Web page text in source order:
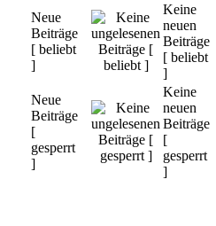
Neue
Beiträge
[ beliebt
]
Keine
neuen
Beiträge
[ beliebt
]
Neue
Beiträge
[
gesperrt
]
Keine
neuen
Beiträge
[
gesperrt
]